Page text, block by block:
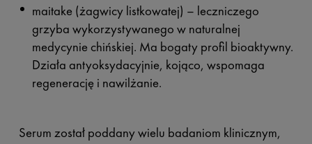
maitake (żagwicy listkowatej) – leczniczego
grzyba wykorzystywanego w naturalnej
medycynie chińskiej. Ma bogaty profil bioaktywny.
Działa antyoksydacyjnie, kojąco, wspomaga
regenerację i nawilżanie.
Serum został poddany wielu badaniom klinicznym,